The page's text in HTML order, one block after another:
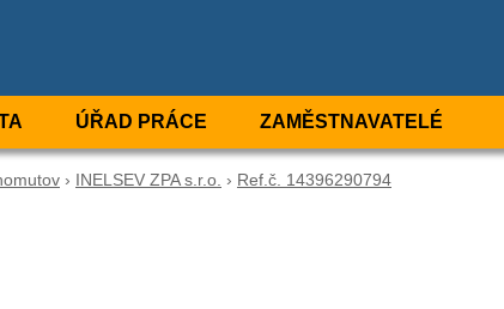
ÚŘAD PRÁCE ZAMĚSTNAVATELÉ
› INELSEV ZPA s.r.o. › Ref.č. 14396290794